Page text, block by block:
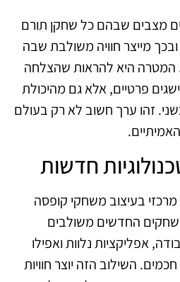
מצבים שבהם כל שחקן תורם
מייצר חוויה משולבת שבה
המטרה היא להראות שהצלחה
פרטיים, אלא גם מהיכולת
זהו ערך חשוב לא רק בעולם
חדשות
בעיצוב משחקי קופסה
בשנת 2025. המשחקים החדשים משולבים
אפליקציות נלוות ואפילו
השילוב הזה יוצר חוויות